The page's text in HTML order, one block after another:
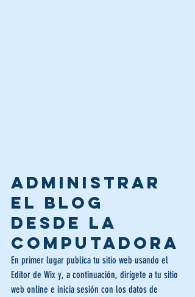
Administrar
el blog
desde la
computadora
En primer lugar publica tu sitio web usando el
Editor de Wix y, a continuación, dirígete a tu sitio
web online e inicia sesión con los datos de